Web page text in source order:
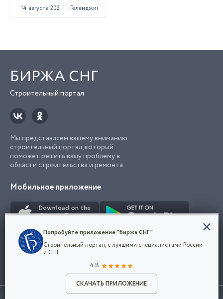
Разместить объявление
14 августа 2025 Геленджик
БИРЖА СНГ
Строительный портал
Мы представляем вашему вниманию
строительный портал, который
поможет решить вашу проблему в
области строительства и ремонта.
Мобильное приложение
Использование сайта, в том числе подача объявлений, означает
марки представленные на сайте являются собственностью их
©2026Биржа СНГ
Конфиденциальность
Мы используем файлы cookie, чтобы сделать
наш сайт удобным для каждого
Политикой конфиденциальности компании
и принимаете условия использования cookie.
Попробуйте приложение "Биржа СНГ"
Строительный портал, с лучшими специалистами России
и СНГ
4.8
СКАЧАТЬ ПРИЛОЖЕНИЕ